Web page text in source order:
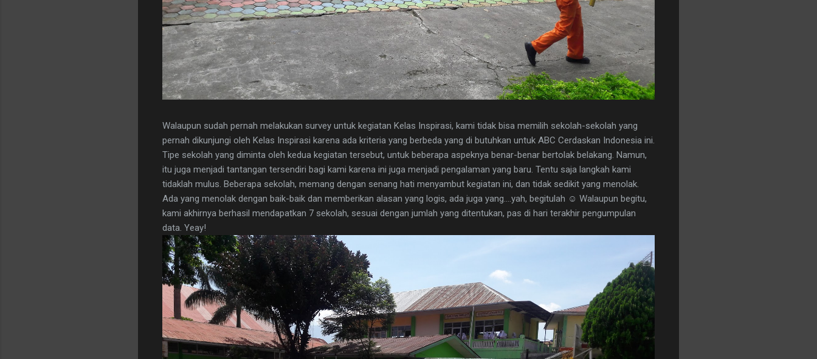
Walaupun sudah pernah melakukan survey untuk kegiatan Kelas Inspirasi, kami tidak bisa memilih sekolah-sekolah yang
pernah dikunjungi oleh Kelas Inspirasi karena ada kriteria yang berbeda yang di butuhkan untuk ABC Cerdaskan Indonesia ini.
Tipe sekolah yang diminta oleh kedua kegiatan tersebut, untuk beberapa aspeknya benar-benar bertolak belakang. Namun,
itu juga menjadi tantangan tersendiri bagi kami karena ini juga menjadi pengalaman yang baru. Tentu saja langkah kami
tidaklah mulus. Beberapa sekolah, memang dengan senang hati menyambut kegiatan ini, dan tidak sedikit yang menolak.
Ada yang menolak dengan baik-baik dan memberikan alasan yang logis, ada juga yang....yah, begitulah ☺ Walaupun begitu,
kami akhirnya berhasil mendapatkan 7 sekolah, sesuai dengan jumlah yang ditentukan, pas di hari terakhir pengumpulan
data. Yeay!